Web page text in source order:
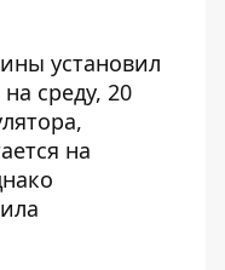
установил
среду, 20
на